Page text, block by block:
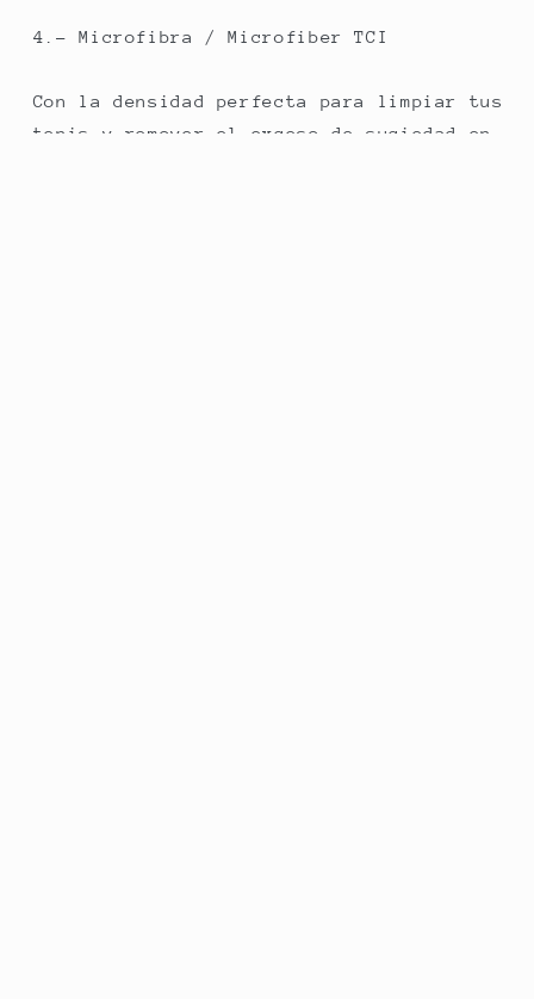
4.- Microfibra / Microfiber TCI
Con la densidad perfecta para limpiar tus
tenis y remover el exceso de suciedad en